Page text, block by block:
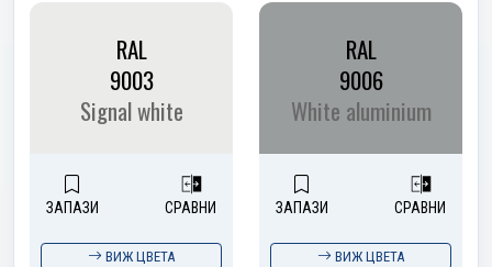
RAL
9003
Signal white
ЗАПАЗИ СРАВНИ
ВИЖ ЦВЕТА
RAL
9006
White aluminium
ЗАПАЗИ СРАВНИ
ВИЖ ЦВЕТА